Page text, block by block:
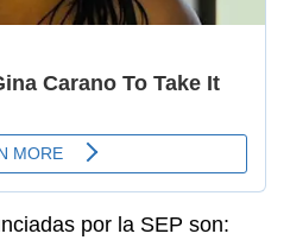
por la SEP son: